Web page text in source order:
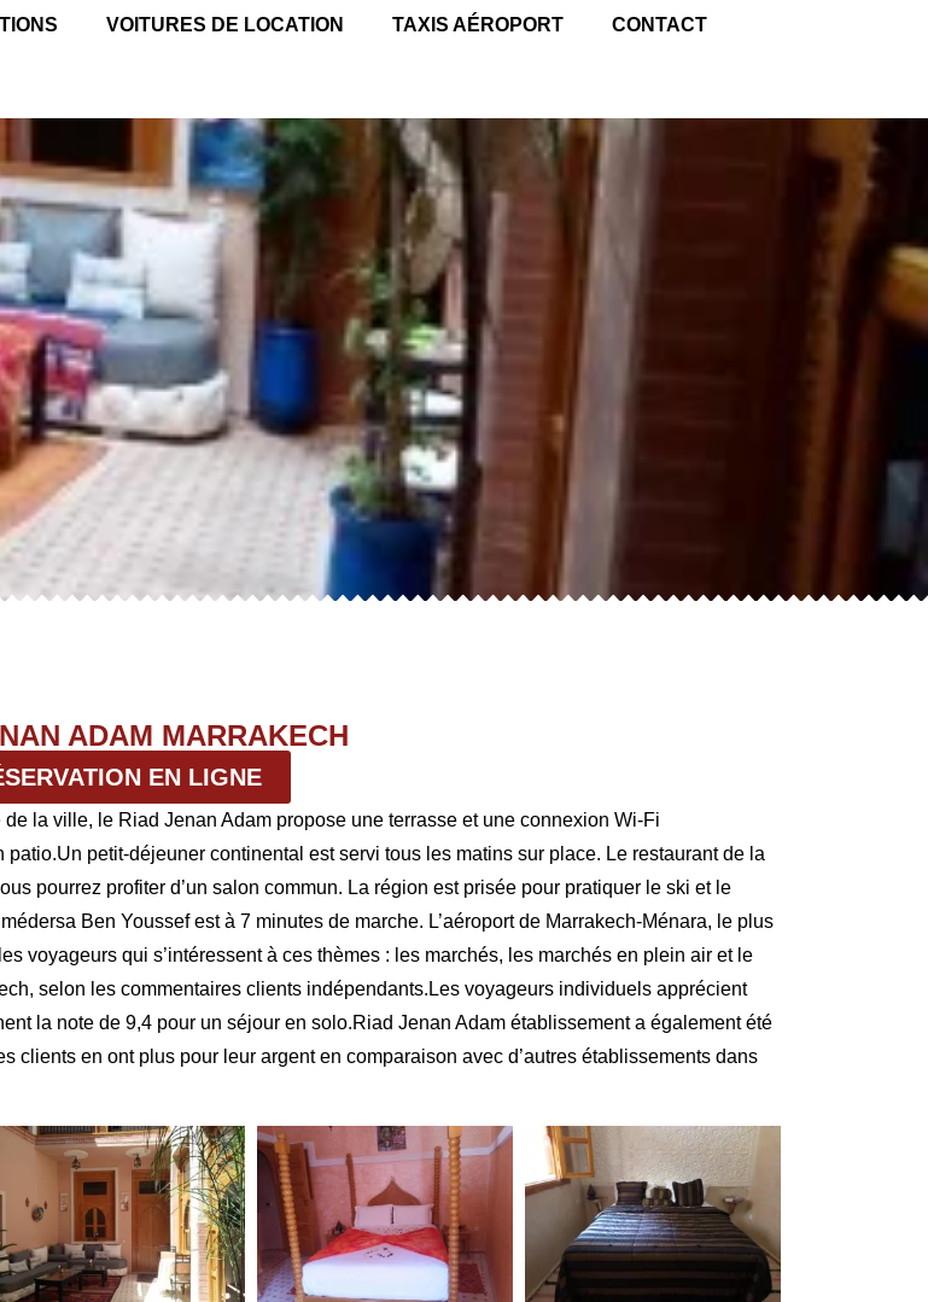
VOITURES DE LOCATION TAXIS AÉROPORT CONTACT
ADAM MARRAKECH
EN LIGNE
la ville, le Riad Jenan Adam propose une terrasse et une connexion Wi-Fi
petit-déjeuner continental est servi tous les matins sur place. Le restaurant de la
pourrez profiter d’un salon commun. La région est prisée pour pratiquer le ski et le
Ben Youssef est à 7 minutes de marche. L’aéroport de Marrakech-Ménara, le plus
voyageurs qui s’intéressent à ces thèmes : les marchés, les marchés en plein air et le
selon les commentaires clients indépendants.Les voyageurs individuels apprécient
la note de 9,4 pour un séjour en solo.Riad Jenan Adam établissement a également été
clients en ont plus pour leur argent en comparaison avec d’autres établissements dans